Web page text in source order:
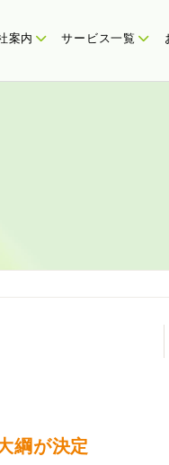
案内
社内近況報告
サービス一覧
綱が決定